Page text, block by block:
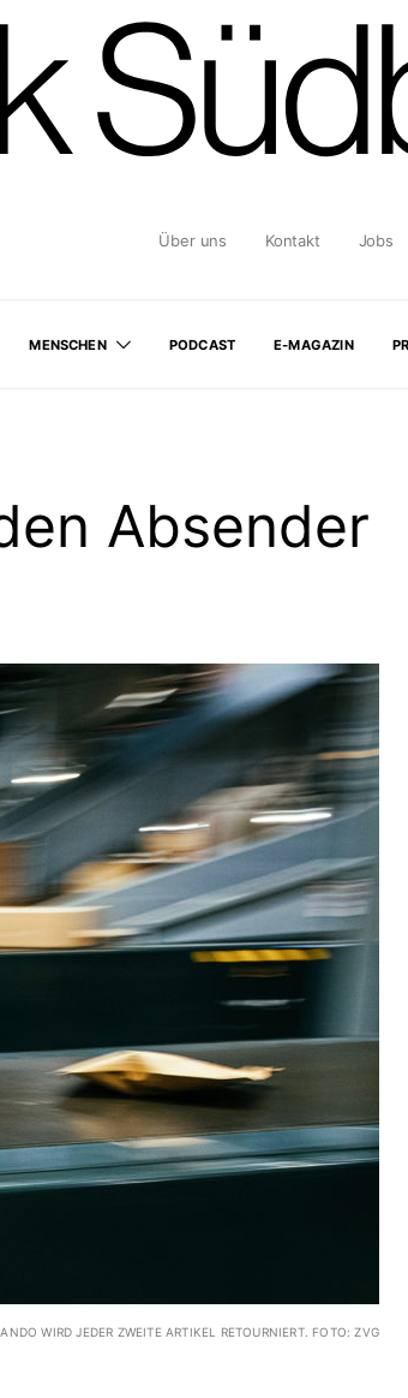
Über uns Kontakt Jobs
MENSCHEN PODCAST E-MAGAZIN
Absender
WIRD JEDER ZWEITE ARTIKEL RETOURNIERT. FOTO: ZVG